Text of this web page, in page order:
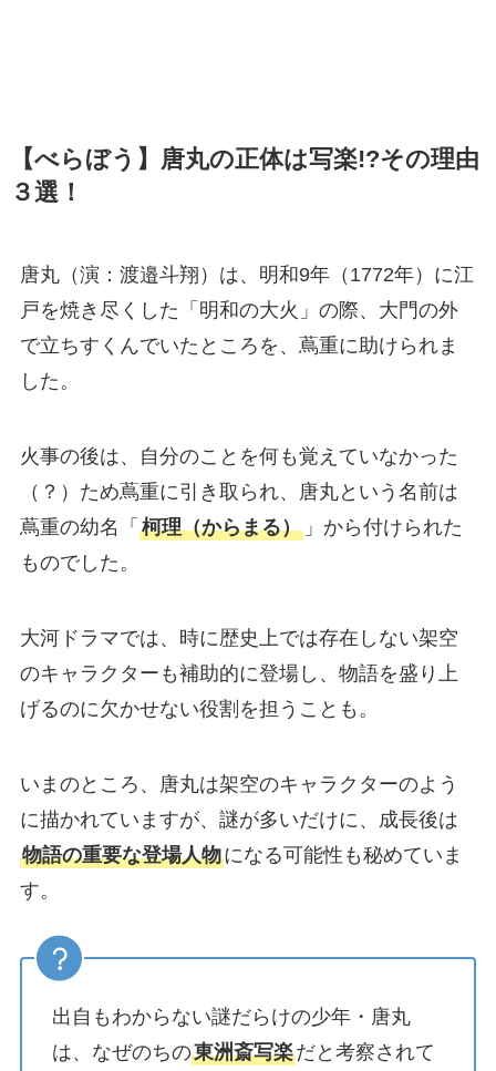
【べらぼう】唐丸の正体は写楽!?その理由
３選！
唐丸（演：渡邉斗翔）は、明和9年（1772年）に江
戸を焼き尽くした「明和の大火」の際、大門の外
で立ちすくんでいたところを、蔦重に助けられま
した。
火事の後は、自分のことを何も覚えていなかった
（？）ため蔦重に引き取られ、唐丸という名前は
蔦重の幼名「 柯理（からまる）」から付けられた
ものでした。
大河ドラマでは、時に歴史上では存在しない架空
のキャラクターも補助的に登場し、物語を盛り上
げるのに欠かせない役割を担うことも。
いまのところ、唐丸は架空のキャラクターのよう
に描かれていますが、謎が多いだけに、成長後は
物語の重要な登場人物になる可能性も秘めていま
す。
出自もわからない謎だらけの少年・唐丸
は、なぜのちの東洲斎写楽だと考察されて